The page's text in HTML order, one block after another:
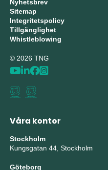
Nyhetsbrev
Sitemap
Integritetspolicy
Tillgänglighet
Whistleblowing
© 2026 TNG
Våra kontor
Stockholm
Kungsgatan 44, Stockholm
Göteborg